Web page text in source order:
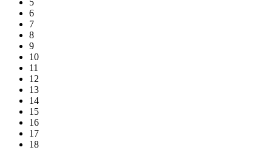
6
7
8
9
10
11
12
13
14
15
16
17
18